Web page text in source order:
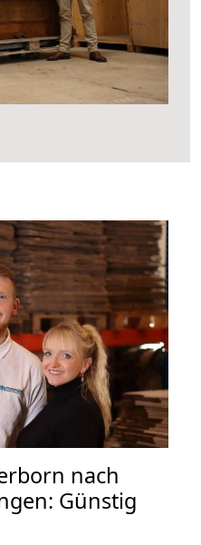
nach
Günstig